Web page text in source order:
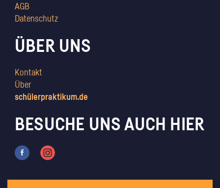
AGB
Datenschutz
ÜBER UNS
Kontakt
Über
schülerpraktikum.de
BESUCHE UNS AUCH HIER